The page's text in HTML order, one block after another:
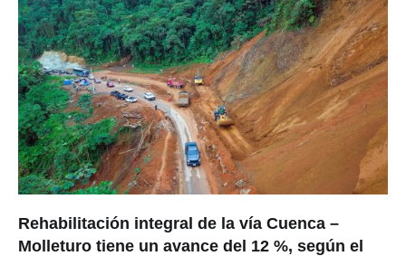
Rehabilitación integral de la vía Cuenca –
Molleturo tiene un avance del 12 %, según el